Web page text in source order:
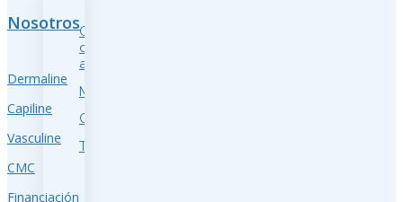
Cicatrices
de
acné
Manchas
Cuperosis
Telangiectasias
Nosotros
Dermaline
Capiline
Vasculine
CMC
Financiación